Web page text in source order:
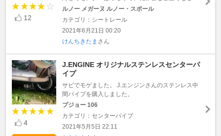
12
ルノー メガーヌ ルノー・スポール
カテゴリ：シートレール
2021年6月21日 00:20
けんちきたま さん
4
J.ENGINE オリジナルステンレスセンターパ
イプ
サビでモゲました。 J.エンジンさんのステンレス中
間パイプを購入しました。
プジョー 106
カテゴリ：センターパイプ
2021年5月5日 22:11